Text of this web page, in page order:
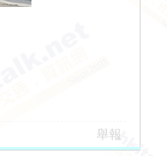
舉報